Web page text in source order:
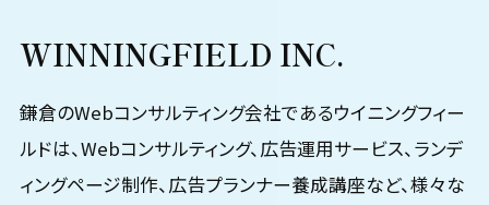
WINNINGFIELD INC.
鎌倉のWebコンサルティング会社であるウイニングフィー
ルドは、Webコンサルティング、広告運用サービス、ランデ
ィングページ制作、広告プランナー養成講座など、様々な